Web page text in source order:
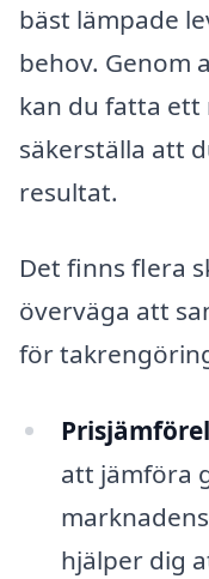
bäst lämpade
behov. Genom
kan du fatta
säkerställa att
resultat.
Det finns flera
överväga att
för
att jämföra
hjälper dig